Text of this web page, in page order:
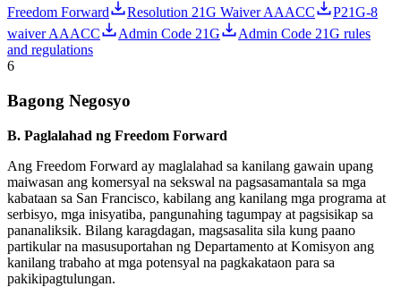
Freedom Forward
Resolution 21G Waiver AAACC
P21G-8
waiver AAACC
Admin Code 21G
Admin Code 21G rules
and regulations
6
Bagong Negosyo
B. Paglalahad ng Freedom Forward
Ang Freedom Forward ay maglalahad sa kanilang gawain upang
maiwasan ang komersyal na sekswal na pagsasamantala sa mga
kabataan sa San Francisco, kabilang ang kanilang mga programa at
serbisyo, mga inisyatiba, pangunahing tagumpay at pagsisikap sa
pananaliksik. Bilang karagdagan, magsasalita sila kung paano
partikular na masusuportahan ng Departamento at Komisyon ang
kanilang trabaho at mga potensyal na pagkakataon para sa
pakikipagtulungan.